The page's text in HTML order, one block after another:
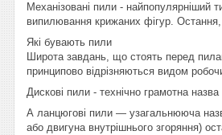
Механізовані пили - найпопулярніший
випилювання крижаних фігур.
Які бувають пили
Широта завдань, що стоять перед
принципово відрізняються видом
Дискові пили - технічно грамотна
А ланцюгові пили — узагальнююча
або двигуна внутрішнього згоряння)